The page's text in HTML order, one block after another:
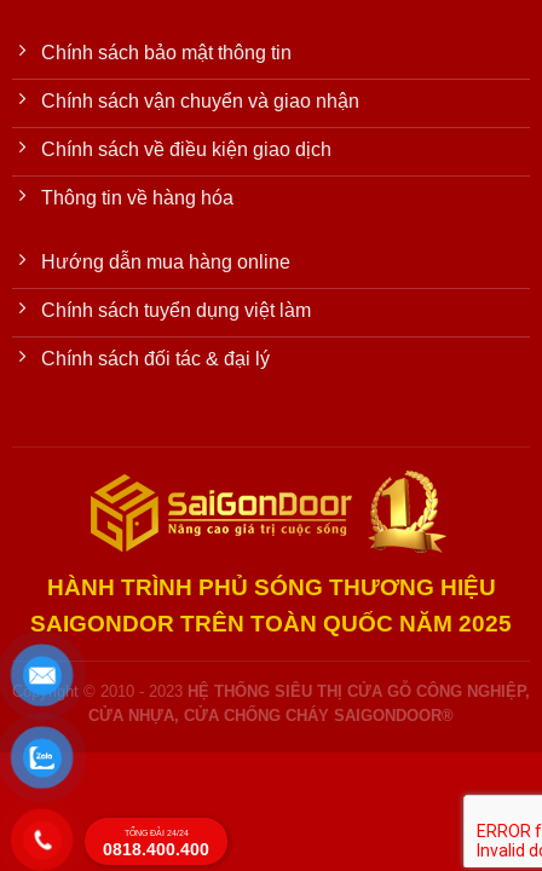
Chính sách bảo mật thông tin
Chính sách vận chuyển và giao nhận
Chính sách về điều kiện giao dịch
Thông tin về hàng hóa
Hướng dẫn mua hàng online
Chính sách tuyển dụng việt làm
Chính sách đối tác & đại lý
HÀNH TRÌNH PHỦ SÓNG THƯƠNG HIỆU
SAIGONDOR TRÊN TOÀN QUỐC NĂM 2025
Copyright © 2010 - 2023 HỆ THỐNG SIÊU THỊ CỬA GỖ CÔNG NGHIỆP,
CỬA NHỰA, CỬA CHỐNG CHÁY SAIGONDOOR®
TỔNG ĐÀI 24/24
0818.400.400